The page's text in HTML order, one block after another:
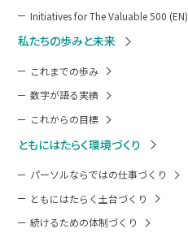
Initiatives for The Valuable 500 (EN)
私たちの歩みと未来
これまでの歩み
数字が語る実績
これからの目標
ともにはたらく環境づくり
パーソルならではの仕事づくり
ともにはたらく土台づくり
続けるための体制づくり